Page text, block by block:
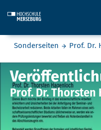
Sie befinden sich hier:
Sonderseiten Prof. Dr.
Publikationen
Prof. Dr. Thorsten